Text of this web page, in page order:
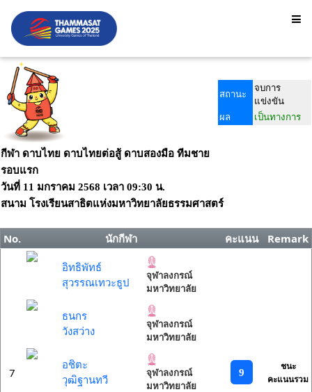
สถานะ
จบการ
แข่งขัน
ผล
เป็นทางการ
กีฬา ดาบไทย ดาบไทยต่อสู้ ดาบสองมือ ทีมชาย
รอบแรก
วันที่ 11 มกราคม 2568 เวลา 09:30 น.
สนาม โรงเรียนสาธิตแห่งมหาวิทยาลัยธรรมศาสตร์
No. นักกีฬา คะแนน Remark
7
อิทธิพัทธ์
สุวรรณเทวะธูป
จุฬาลงกรณ์
มหาวิทยาลัย
ธนกร
วังสว่าง
จุฬาลงกรณ์
มหาวิทยาลัย
อชิตะ
วุฒิฐานทวี
จุฬาลงกรณ์
มหาวิทยาลัย
9
ชนะ
คะแนนรวม